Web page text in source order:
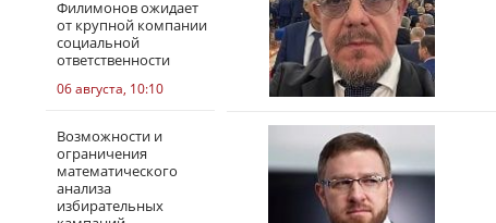
Филимонов ожидает
от крупной компании
социальной
ответственности
06 августа, 10:10
Возможности и
ограничения
математического
анализа
избирательных